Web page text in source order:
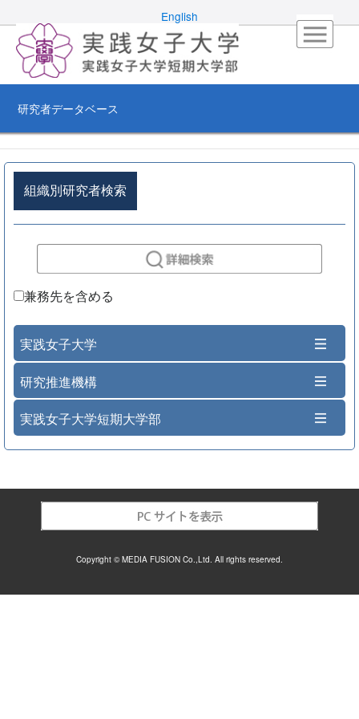
English
研究者データベース
組織別研究者検索
兼務先を含める
実践女子大学
研究推進機構
実践女子大学短期大学部
Copyright © MEDIA FUSION Co.,Ltd. All rights reserved.